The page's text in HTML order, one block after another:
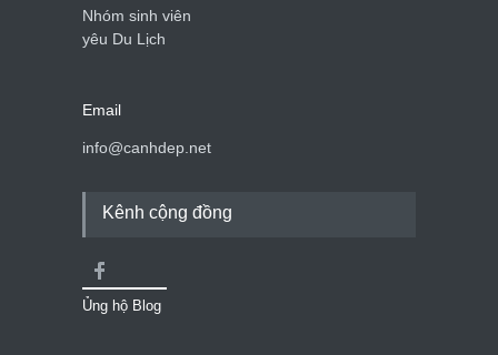
Nhóm sinh viên
yêu Du Lịch
Email
info@canhdep.net
Kênh cộng đồng
Ủng hộ Blog